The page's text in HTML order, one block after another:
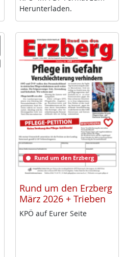
Her­un­ter­la­den.
Rund um den Erzberg
Rund um den Erzberg
März 2026 + Trieben
KPÖ auf Eu­rer Sei­te